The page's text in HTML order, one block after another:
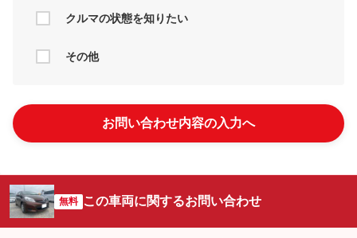
クルマの状態を知りたい
その他
お問い合わせ内容の入力へ
無料 この車両に関するお問い合わせ